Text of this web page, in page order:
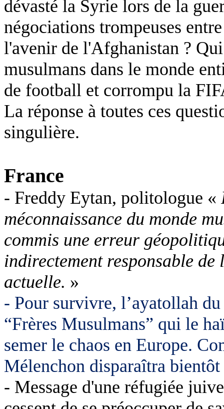
dévasté la Syrie lors de la
négociations trompeuses
l'avenir de l'Afghanistan ?
musulmans dans le monde
de football et corrompu la
La réponse à toutes ces
singulière.
France
- Freddy Eytan, politologue «
méconnaissance du monde
commis une erreur
indirectement responsable
actuelle. »
- Pour survivre, l’ayatollah
“Frères Musulmans” qui le
semer le chaos en Europe.
Mélenchon disparaîtra
- Message d'une réfugiée